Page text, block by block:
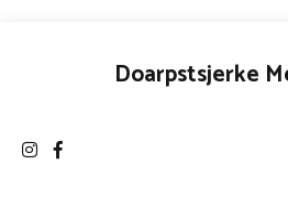
Doarpstsjerke